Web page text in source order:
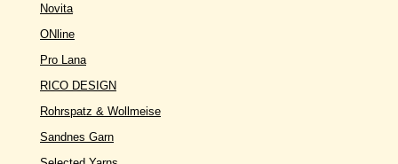
Novita
ONline
Pro Lana
RICO DESIGN
Rohrspatz & Wollmeise
Sandnes Garn